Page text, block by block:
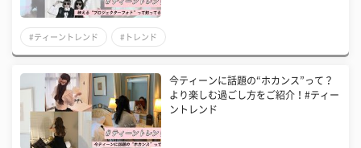
#ティーントレンド #トレンド
今ティーンに話題の“ホカンス”って？
より楽しむ過ごし方をご紹介！#ティー
ントレンド